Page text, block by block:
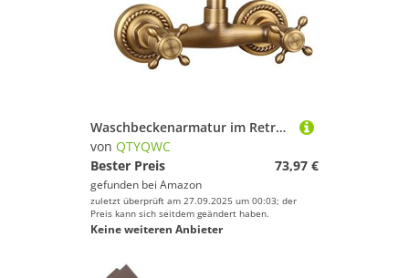
Waschbeckenarmatur im Retro-Stil, an der Wand montierte Armaturen, 2-Griff-Badezimmerarmatur, Waschbeckenarmatur im antiken Messing, Waschbeckenarmatur im antiken Messing, Antik A, Waschbeckenarmatur
von QTYQWC
Bester Preis
73,97 €
gefunden bei Amazon
zuletzt überprüft am 27.09.2025 um 00:03; der
Preis kann sich seitdem geändert haben.
Keine weiteren Anbieter